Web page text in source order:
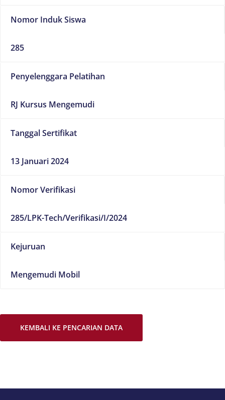
Nomor Induk Siswa
285
Penyelenggara Pelatihan
RJ Kursus Mengemudi
Tanggal Sertifikat
13 Januari 2024
Nomor Verifikasi
285/LPK-Tech/Verifikasi/I/2024
Kejuruan
Mengemudi Mobil
KEMBALI KE PENCARIAN DATA